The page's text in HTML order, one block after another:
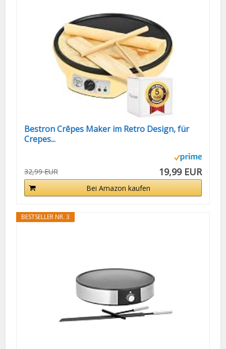
Bestron Crêpes Maker im Retro Design, für
Crepes...
32,99 EUR 19,99 EUR
Bei Amazon kaufen
BESTSELLER NR. 3